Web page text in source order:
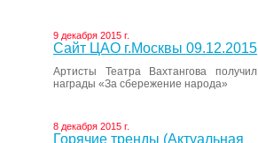
9 декабря 2015 г.
Сайт ЦАО г.Москвы 09.12.2015
Артисты Театра Вахтангова получил
награды «За сбережение народа»
8 декабря 2015 г.
Горячие тренды (Актуальная